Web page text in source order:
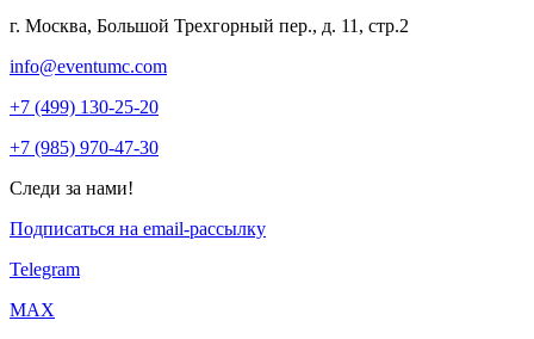
г. Москва, Большой Трехгорный пер., д. 11, стр.2
info@eventumc.com
+7 (499) 130-25-20
+7 (985) 970-47-30
Следи за нами!
Подписаться на email-рассылку
Telegram
МАХ